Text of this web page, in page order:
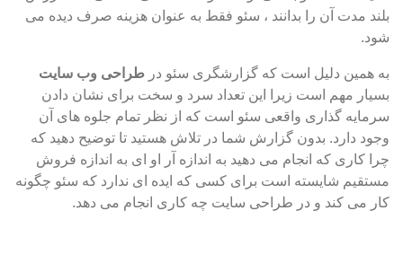
بلند مدت آن را بدانند ، سئو فقط به عنوان هزینه صرف دیده می
شود.
به همین دلیل است که گزارشگری سئو در طراحی وب سایت
بسیار مهم است زیرا این تعداد سرد و سخت برای نشان دادن
سرمایه گذاری واقعی سئو است که از نظر تمام جلوه های آن
وجود دارد. بدون گزارش شما در تلاش هستید تا توضیح دهید که
چرا کاری که انجام می دهید به اندازه آر او ای به اندازه فروش
مستقیم شایسته است برای کسی که ایده ای ندارد که سئو چگونه
کار می کند و در طراحی سایت چه کاری انجام می دهد.